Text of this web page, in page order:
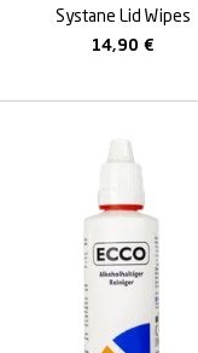
Systane Lid Wipes
14,90€